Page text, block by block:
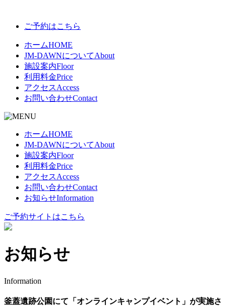
ご予約はこちら
ホームHOME
JM-DAWNについてAbout
施設案内Floor
利用料金Price
アクセスAccess
お問い合わせContact
ホームHOME
JM-DAWNについてAbout
施設案内Floor
利用料金Price
アクセスAccess
お問い合わせContact
お知らせInformation
ご予約サイトはこちら
お知らせ
Information
釜蓋遺跡公園にて「オンラインキャンプイベント」が実施さ